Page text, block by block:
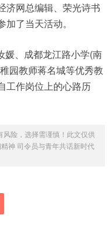
济网总编辑、荣光诗书
了当天活动。
媛、成都龙江路小学(南
园教师蒋名城等优秀教
工作岗位上的心路历
风险，选择需谨慎！此文仅供
神 司令员与青年共话新时代